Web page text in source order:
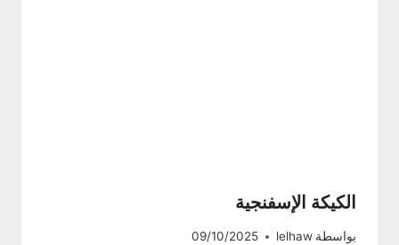
الكيكة الإسفنجية
بواسطة lelhaw
09/10/2025